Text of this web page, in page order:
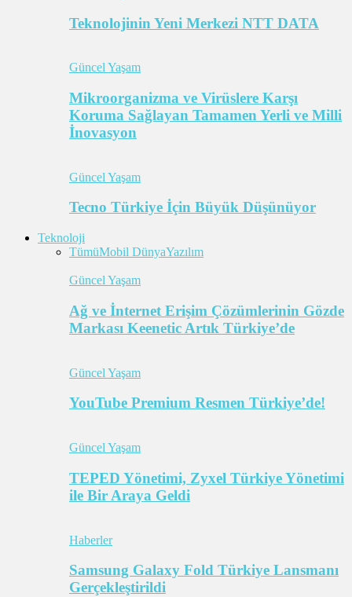
Teknolojinin Yeni Merkezi NTT DATA
Güncel Yaşam
Mikroorganizma ve Virüslere Karşı
Koruma Sağlayan Tamamen Yerli ve Milli
İnovasyon
Güncel Yaşam
Tecno Türkiye İçin Büyük Düşünüyor
Teknoloji
TümüMobil DünyaYazılım
Güncel Yaşam
Ağ ve İnternet Erişim Çözümlerinin Gözde
Markası Keenetic Artık Türkiye’de
Güncel Yaşam
YouTube Premium Resmen Türkiye’de!
Güncel Yaşam
TEPED Yönetimi, Zyxel Türkiye Yönetimi
ile Bir Araya Geldi
Haberler
Samsung Galaxy Fold Türkiye Lansmanı
Gerçekleştirildi